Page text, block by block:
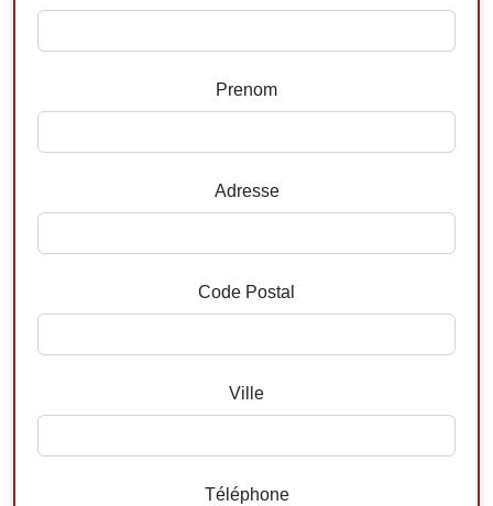
Prenom
Adresse
Code Postal
Ville
Téléphone